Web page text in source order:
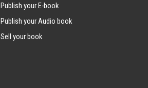
Publish your E-book
Publish your Audio book
Sell your book